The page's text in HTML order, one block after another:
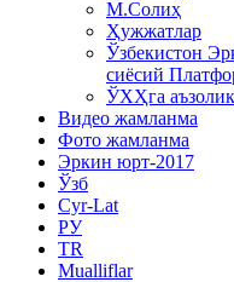
М.Солиҳ
Ҳужжатлар
Ўзбекистон
сиёсий
ЎХҲга аъзолик
Видео жамланма
Фото жамланма
Эркин юрт-2017
Ўзб
Cyr-Lat
РУ
TR
Mualliflar